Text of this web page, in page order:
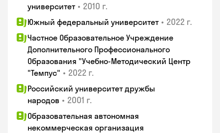
университет • 2010 г.
Южный федеральный университет • 2022 г.
Частное Образовательное Учреждение
Дополнительного Профессионального
Образования "Учебно-Методический Центр
"Темпус" • 2022 г.
Российский университет дружбы
народов • 2001 г.
Образовательная автономная
некоммерческая организация